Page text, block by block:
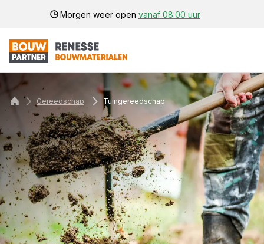
Morgen weer open vanaf 08:00 uur
Gereedschap Tuingereedschap